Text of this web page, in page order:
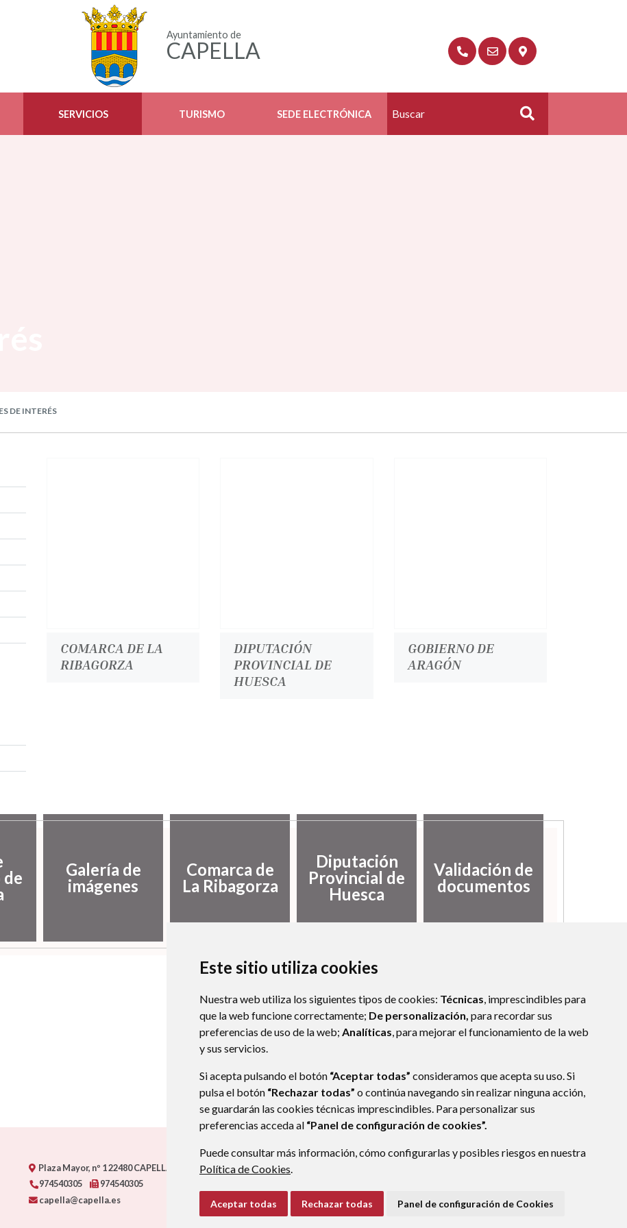
Este sitio utiliza cookies
Nuestra web utiliza los siguientes tipos de cookies: Técnicas, imprescindibles para
que la web funcione correctamente; De personalización, para recordar sus
preferencias de uso de la web; Analíticas, para mejorar el funcionamiento de la web
y sus servicios.
Si acepta pulsando el botón “Aceptar todas” consideramos que acepta su uso. Si
pulsa el botón “Rechazar todas” o continúa navegando sin realizar ninguna acción,
se guardarán las cookies técnicas imprescindibles. Para personalizar sus
preferencias acceda al “Panel de configuración de cookies”.
Puede consultar más información, cómo configurarlas y posibles riesgos en nuestra
Política de Cookies.
Aceptar todas Rechazar todas Panel de configuración de Cookies
Ayuntamiento de
CAPELLA
SERVICIOS TURISMO SEDE ELECTRÓNICA Buscar
DE INTERÉS
COMARCA DE LA
RIBAGORZA
DIPUTACIÓN
PROVINCIAL DE
HUESCA
GOBIERNO DE
ARAGÓN
de
Galería de
imágenes
Comarca de
La Ribagorza
Diputación
Provincial de
Huesca
Validación de
documentos
Plaza Mayor, nº 122480CAPELLA (HUESCA)- ARAGÓN(ESPAÑA)
974540305
974540305
capella@capella.es